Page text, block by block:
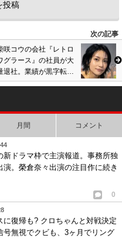
次の記事
咲コウの会社『レトロ
グラース』の社員が大
退社。業績が黒字転化
今後の活動方針巡りト
月間 コメント
新ドラマ枠で主演報道。事務所独
。榮倉奈々出演の注目作に続き
0
に復帰も? クロちゃんと対戦決定
号無視でクビも、3ヶ月でリング